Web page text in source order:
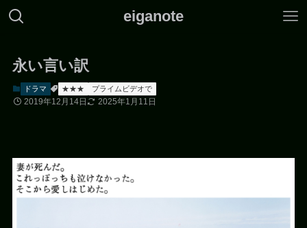
eiganote
永い言い訳
ドラマ ★★★ プライムビデオで
2019年12月14日 2025年1月11日